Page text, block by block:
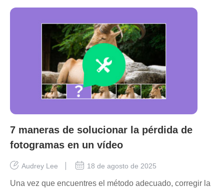
7 maneras de solucionar la pérdida de
fotogramas en un vídeo
Audrey Lee 18 de agosto de 2025
Una vez que encuentres el método adecuado, corregir la